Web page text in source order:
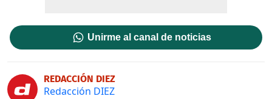
Unirme al canal de noticias
REDACCIÓN DIEZ
Redacción DIEZ